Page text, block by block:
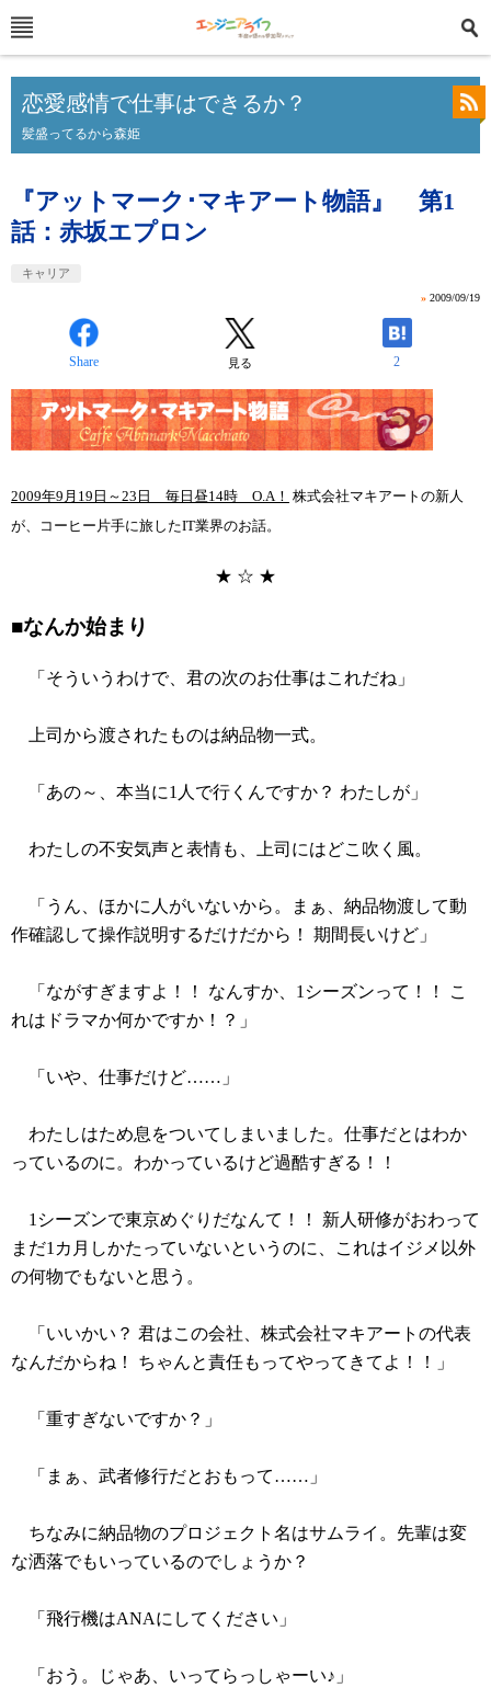
恋愛感情で仕事はできるか？
髪盛ってるから森姫
『アットマーク･マキアート物語』 第1
話：赤坂エプロン
キャリア
» 2009/09/19
Share 見る 2
2009年9月19日～23日 毎日昼14時 O.A！ 株式会社マキアートの新人
が、コーヒー片手に旅したIT業界のお話。
★ ☆ ★
■なんか始まり
「そういうわけで、君の次のお仕事はこれだね」
上司から渡されたものは納品物一式。
「あの～、本当に1人で行くんですか？ わたしが」
わたしの不安気声と表情も、上司にはどこ吹く風。
「うん、ほかに人がいないから。まぁ、納品物渡して動
作確認して操作説明するだけだから！ 期間長いけど」
「ながすぎますよ！！ なんすか、1シーズンって！！ こ
れはドラマか何かですか！？」
「いや、仕事だけど……」
わたしはため息をついてしまいました。仕事だとはわか
っているのに。わかっているけど過酷すぎる！！
1シーズンで東京めぐりだなんて！！ 新人研修がおわって
まだ1カ月しかたっていないというのに、これはイジメ以外
の何物でもないと思う。
「いいかい？ 君はこの会社、株式会社マキアートの代表
なんだからね！ ちゃんと責任もってやってきてよ！！」
「重すぎないですか？」
「まぁ、武者修行だとおもって……」
ちなみに納品物のプロジェクト名はサムライ。先輩は変
な洒落でもいっているのでしょうか？
「飛行機はANAにしてください」
「おう。じゃあ、いってらっしゃーい♪」